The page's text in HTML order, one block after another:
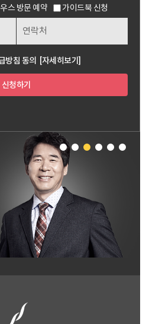
스 방문 예약 가이드북 신청
방침 동의 [자세히보기]
신청하기